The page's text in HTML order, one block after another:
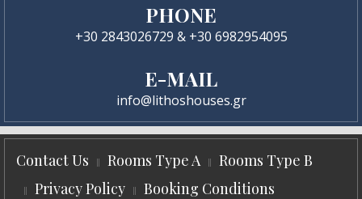
PHONE
+30 2843026729 & +30 6982954095
E-MAIL
info@lithoshouses.gr
Contact Us Rooms Type A
Rooms Type B
Privacy Policy
Booking Conditions